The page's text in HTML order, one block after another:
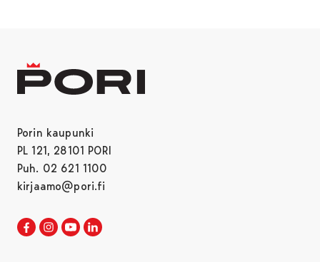
Porin kaupunki
PL 121, 28101 PORI
Puh. 02 621 1100
kirjaamo@pori.fi
Porin kaupunki Facebookissa
Avautuu uudessa välilehdessä
Porin kaupunki Instagramissa
Avautuu uudessa välilehdessä
Porin kaupunki Youtubessa
Avautuu uudessa välilehdessä